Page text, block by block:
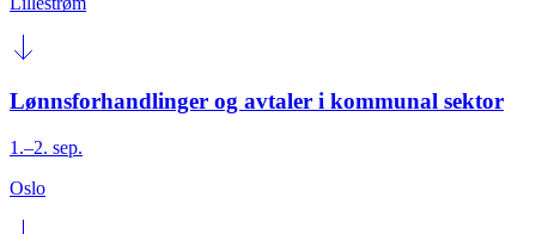
Lønnsforhandlinger og avtaler i kommunal sektor
1.–2. sep.
Oslo